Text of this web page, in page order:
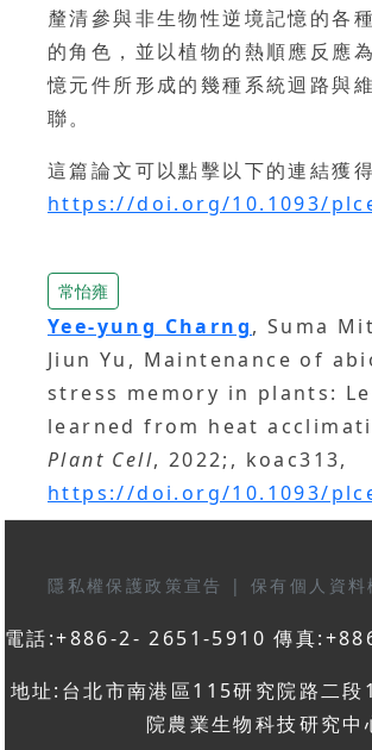
釐清參與非生物性逆境記憶的各
的角色，並以植物的熱順應反應
憶元件所形成的幾種系統迴路與
聯。
這篇論文可以點擊以下的連結獲得
https://doi.org/10.1093/
常怡雍
Yee-yung Charng, Suma
Jiun Yu, Maintenance of
stress memory in plants:
learned from heat
Plant Cell, 2022;, koac313,
https://doi.org/10.1093/
隱私權保護政策宣告 | 保有個人資料
電話:+886-2- 2651-5910 傳真
地址:台北市南港區115研究院路二
院農業生物科技研究中